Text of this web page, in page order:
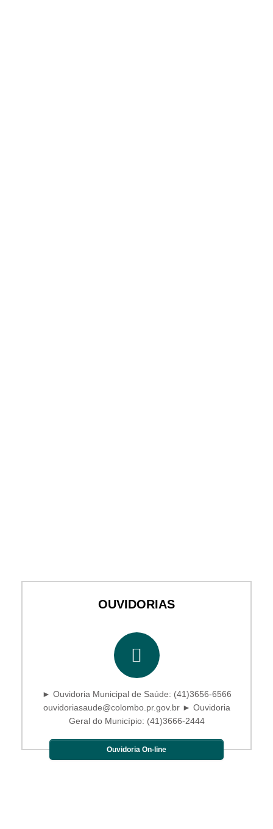
OUVIDORIAS
► Ouvidoria Municipal de Saúde: (41)3656-6566
ouvidoriasaude@colombo.pr.gov.br ► Ouvidoria
Geral do Município: (41)3666-2444
Ouvidoria On-line